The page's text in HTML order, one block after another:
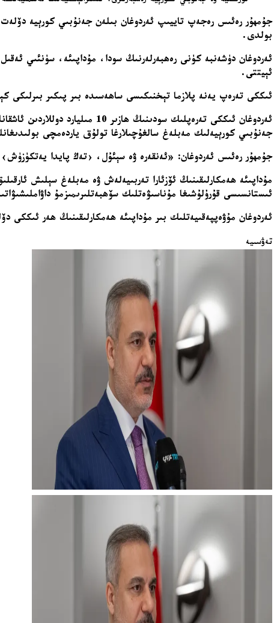
جۇمھۇر رەئىس رەجەپ تاييىپ ئەردوغان بىلەن جەنۇبىي كورېيە
بولدى.
ئەردوغان دۈشەنبە كۈنى رەھبەرلەرنىڭ سودا، مۇداپىئە، سۈنئىي
ئېيتتى.
ئىككى تەرەپ يەنە پلازما تېخنىكىسى ساھەسىدە بىر پىكىر بىرلىكى
جەنۇبىي كورېيەلىك مەبلەغ سالغۇچىلارغا تولۇق ياردەمچى
جۇمھۇر رەئىس ئەردوغان: «ئەنقەرە ۋە سېئۇل، ‹تەڭ پايدا
مۇداپىئە ھەمكارلىقىنىڭ ئۆزئارا تەربىيەلەش ۋە مەبلەغ سېلىش
ئىستانسىسى قۇرۇلۇشىغا مۇناسىۋەتلىك سۆھبەتلىرىمىزمۇ
ئەردوغان مۇۋەپپەقىيەتلىك بىر مۇداپىئە ھەمكارلىقىنىڭ ھەر ئىككى
تەۋسىيە